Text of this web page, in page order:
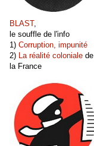
BLAST,
le souffle de l'info
1) Corruption, impunité
2) La réalité coloniale de
la France